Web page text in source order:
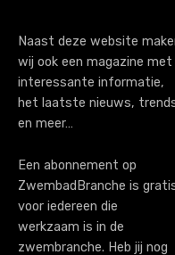
i
o
n
Naast deze website
wij ook een magazine met
interessante informatie,
het laatste nieuws,
en meer…
Een abonnement op
ZwembadBranche is
voor iedereen die
werkzaam is in de
zwembranche. Heb jij nog